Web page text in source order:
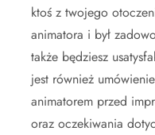
ktoś z twojego
animatora i był
także będziesz
jest również
animatorem przed
oraz oczekiwania